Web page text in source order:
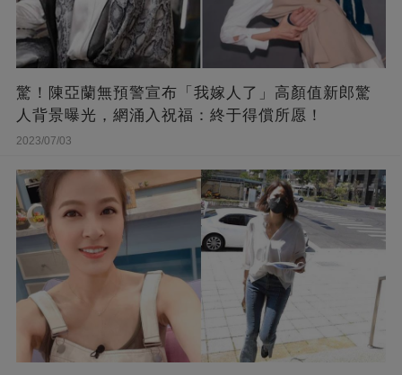
驚！陳亞蘭無預警宣布「我嫁人了」高顏值新郎驚
人背景曝光，網涌入祝福：終于得償所愿！
2023/07/03